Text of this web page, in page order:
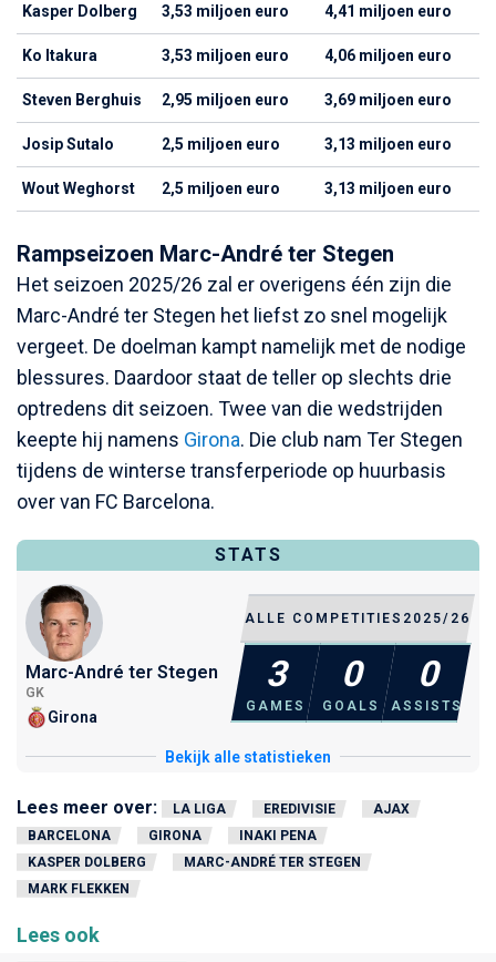
Kasper Dolberg 3,53 miljoen euro 4,41 miljoen euro
Ko Itakura 3,53 miljoen euro 4,06 miljoen euro
Steven Berghuis 2,95 miljoen euro 3,69 miljoen euro
Josip Sutalo 2,5 miljoen euro 3,13 miljoen euro
Wout Weghorst 2,5 miljoen euro 3,13 miljoen euro
Rampseizoen Marc-André ter Stegen
Het seizoen 2025/26 zal er overigens één zijn die
Marc-André ter Stegen het liefst zo snel mogelijk
vergeet. De doelman kampt namelijk met de nodige
blessures. Daardoor staat de teller op slechts drie
optredens dit seizoen. Twee van die wedstrijden
keepte hij namens Girona. Die club nam Ter Stegen
tijdens de winterse transferperiode op huurbasis
over van FC Barcelona.
STATS
Marc-André ter Stegen
GK
Girona
ALLE COMPETITIES 2025/26
3
GAMES
0
GOALS
0
ASSISTS
Bekijk alle statistieken
Lees meer over: LA LIGA EREDIVISIE
AJAX
BARCELONA
GIRONA
INAKI PENA
KASPER DOLBERG
MARC-ANDRÉ TER STEGEN
MARK FLEKKEN
Lees ook